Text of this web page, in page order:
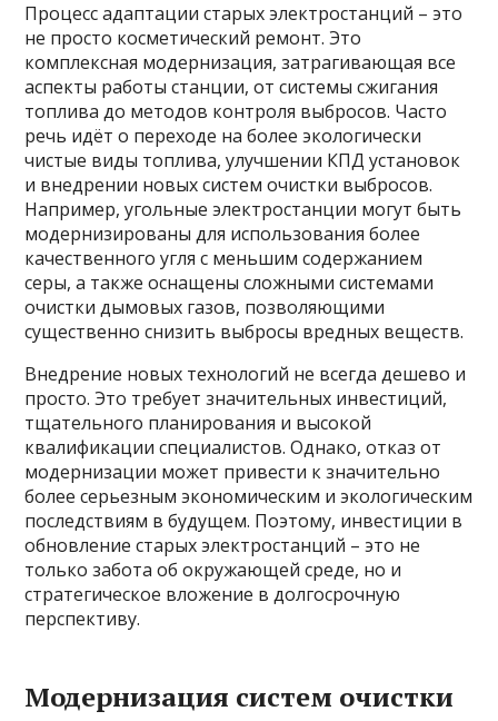
Процесс адаптации старых электростанций – это
не просто косметический ремонт. Это
комплексная модернизация, затрагивающая все
аспекты работы станции, от системы сжигания
топлива до методов контроля выбросов. Часто
речь идёт о переходе на более экологически
чистые виды топлива, улучшении КПД установок
и внедрении новых систем очистки выбросов.
Например, угольные электростанции могут быть
модернизированы для использования более
качественного угля с меньшим содержанием
серы, а также оснащены сложными системами
очистки дымовых газов, позволяющими
существенно снизить выбросы вредных веществ.
Внедрение новых технологий не всегда дешево и
просто. Это требует значительных инвестиций,
тщательного планирования и высокой
квалификации специалистов. Однако, отказ от
модернизации может привести к значительно
более серьезным экономическим и экологическим
последствиям в будущем. Поэтому, инвестиции в
обновление старых электростанций – это не
только забота об окружающей среде, но и
стратегическое вложение в долгосрочную
перспективу.
Модернизация систем очистки